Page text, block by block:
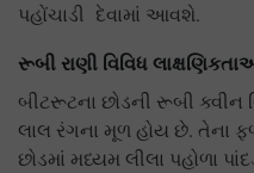
પહોંચાડી દેવામાં આવશે.
રૂબી રાણી વિવિધ
બીટરૂટના છોડની રૂબી ક્વીન
લાલ રંગના મૂળ હોય છે. તેના
છોડમાં મધ્યમ લીલા પહોળા